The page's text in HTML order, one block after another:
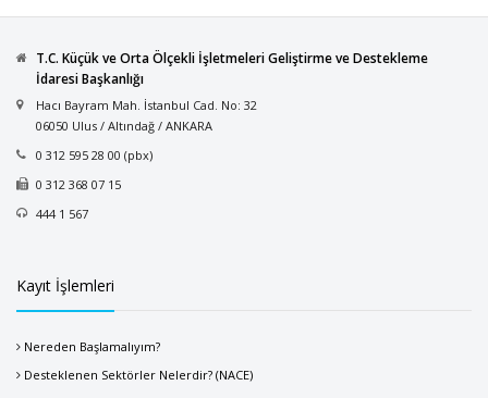
T.C. Küçük ve Orta Ölçekli İşletmeleri Geliştirme ve Destekleme
İdaresi Başkanlığı
Hacı Bayram Mah. İstanbul Cad. No: 32
06050 Ulus / Altındağ / ANKARA
0 312 595 28 00 (pbx)
0 312 368 07 15
444 1 567
Kayıt İşlemleri
Nereden Başlamalıyım?
Desteklenen Sektörler Nelerdir? (NACE)